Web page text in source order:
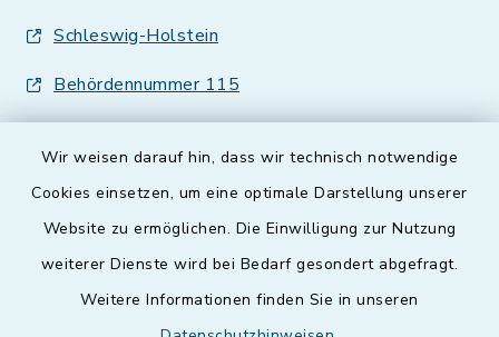
Wir weisen darauf hin, dass wir technisch notwendige
Cookies einsetzen, um eine optimale Darstellung unserer
Website zu ermöglichen. Die Einwilligung zur Nutzung
weiterer Dienste wird bei Bedarf gesondert abgefragt.
Weitere Informationen finden Sie in unseren
Schleswig-Holstein
Behördennummer 115
Barrierefreiheit